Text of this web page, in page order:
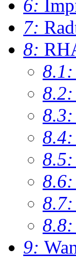
6:
7:
8:
8.1:
8.2:
8.3:
8.4:
8.5:
8.6:
8.7:
8.8:
9: